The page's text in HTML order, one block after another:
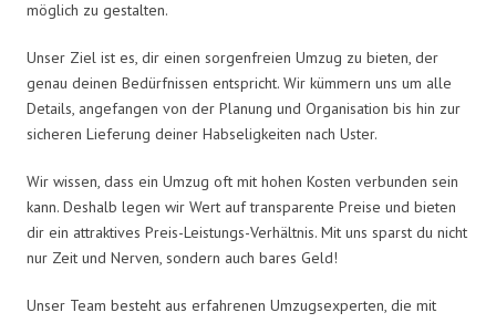
möglich zu gestalten.
Unser Ziel ist es, dir einen sorgenfreien Umzug zu bieten, der
genau deinen Bedürfnissen entspricht. Wir kümmern uns um alle
Details, angefangen von der Planung und Organisation bis hin zur
sicheren Lieferung deiner Habseligkeiten nach Uster.
Wir wissen, dass ein Umzug oft mit hohen Kosten verbunden sein
kann. Deshalb legen wir Wert auf transparente Preise und bieten
dir ein attraktives Preis-Leistungs-Verhältnis. Mit uns sparst du nicht
nur Zeit und Nerven, sondern auch bares Geld!
Unser Team besteht aus erfahrenen Umzugsexperten, die mit